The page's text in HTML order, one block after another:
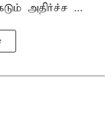
அதிர்ச்ச ...